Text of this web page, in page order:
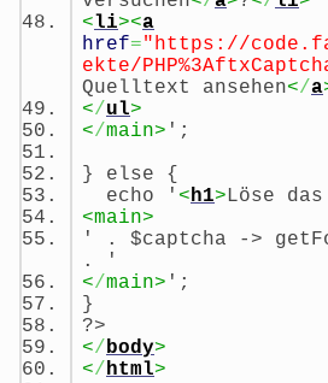
<li><a
href="https://
ekte/
Quelltext ansehen</a
</ul>
</main> ';
} else {
echo ' <h1>Löse
<main>
' . $captcha ->
. '
</main> ';
}
?>
</body>
</html>